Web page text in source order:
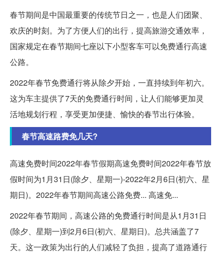
春节期间是中国最重要的传统节日之一，也是人们团聚、
欢庆的时刻。为了方便人们的出行，提高旅游交通效率，
国家规定在春节期间七座以下小型客车可以免费通行高速
公路。
2022年春节免费通行将从除夕开始，一直持续到年初六。
这为车主提供了7天的免费通行时间，让人们能够更加灵
活地规划行程，享受更加便捷、愉快的春节出行体验。
春节高速路费免几天?
高速免费时间2022年春节假期高速免费时间2022年春节放
假时间为1月31日(除夕、星期一)-2022年2月6日(初六、星
期日)。2022年春节期间高速公路免费... 高速免...
2022年春节期间，高速公路的免费通行时间是从1月31日
(除夕、星期一)到2月6日(初六、星期日)。总共涵盖了7
天。这一政策为出行的人们减轻了负担，提高了道路通行